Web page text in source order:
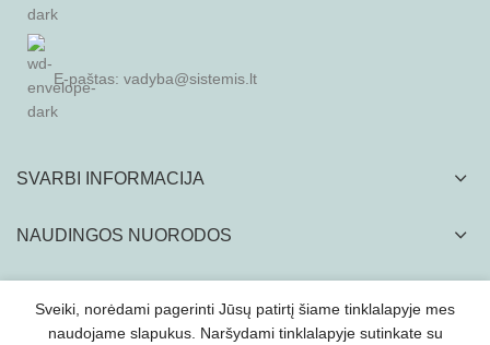
E-paštas: vadyba@sistemis.lt
SVARBI INFORMACIJA
NAUDINGOS NUORODOS
Sveiki, norėdami pagerinti Jūsų patirtį šiame tinklalapyje mes
naudojame slapukus. Naršydami tinklalapyje sutinkate su